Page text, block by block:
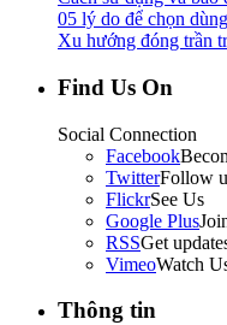
05 lý do để chọn
Xu hướng đóng trần
Find Us On
Social Connection
Facebook
TwitterFollow
FlickrSee Us
Google Plus
RSSGet
VimeoWatch
Thông tin